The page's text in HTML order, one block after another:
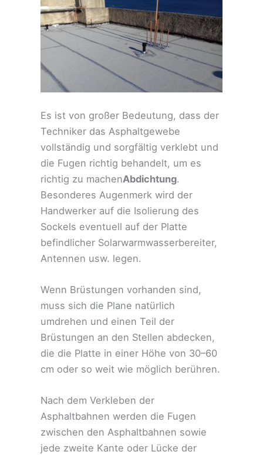
Es ist von großer Bedeutung, dass der
Techniker das Asphaltgewebe
vollständig und sorgfältig verklebt und
die Fugen richtig behandelt, um es
richtig zu machenAbdichtung.
Besonderes Augenmerk wird der
Handwerker auf die Isolierung des
Sockels eventuell auf der Platte
befindlicher Solarwarmwasserbereiter,
Antennen usw. legen.
Wenn Brüstungen vorhanden sind,
muss sich die Plane natürlich
umdrehen und einen Teil der
Brüstungen an den Stellen abdecken,
die die Platte in einer Höhe von 30–60
cm oder so weit wie möglich berühren.
Nach dem Verkleben der
Asphaltbahnen werden die Fugen
zwischen den Asphaltbahnen sowie
jede zweite Kante oder Lücke der